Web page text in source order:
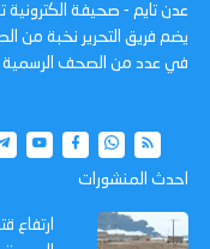
يضم فريق التحرير نخبة من
في عدد من الصحف الرسمية
احدث المنشورات